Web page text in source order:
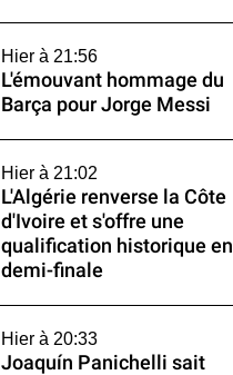
Hier à 21:56
L'émouvant hommage du
Barça pour Jorge Messi
Hier à 21:02
L'Algérie renverse la Côte
d'Ivoire et s'offre une
qualification historique en
demi-finale
Hier à 20:33
Joaquín Panichelli sait